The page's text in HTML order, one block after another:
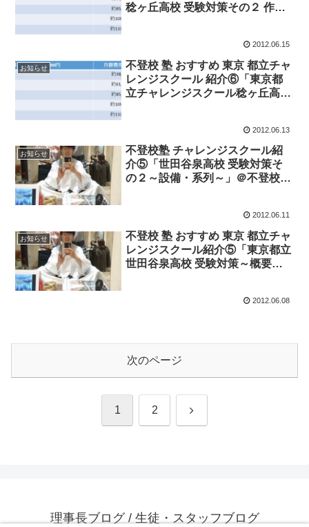
稔ヶ丘高校 受験対策その２ 作文,
2012.06.15
お知らせ
不登校 塾 おすすめ 東京 都立チャ
レンジスクール 紹介⑥「東京都
立チャレンジスクール稔ヶ丘高
おすすめ東京都新宿エルタワー
校・水道橋
2012.06.13
お知らせ
不登校塾 チャレンジスクール紹
介⑤「世田谷泉高校 受験対策そ
の２～設備・系列～」＠不登校塾
2012.06.11
お知らせ
不登校 塾 おすすめ 東京 都立チャ
レンジスクール紹介⑤「東京都立
世田谷泉高校 受験対策～概要～
2012.06.08
次のページ
1 2 次
理事長ブログ / 生徒・スタッフブログ